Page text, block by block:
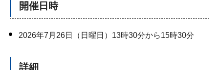
開催日時
2026年7月26日（日曜日）13時30分から15時30分
詳細